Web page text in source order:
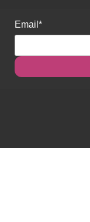
Email*